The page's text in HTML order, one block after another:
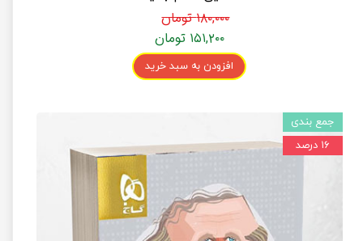
۱۸۰,۰۰۰ تومان
۱۵۱,۲۰۰ تومان
افزودن به سبد خرید
جمع بندی
۱۶ درصد